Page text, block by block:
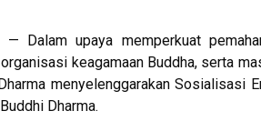
— Dalam upaya memperkuat
keagamaan Buddha, serta
menyelenggarakan Sosialisasi
Dharma.